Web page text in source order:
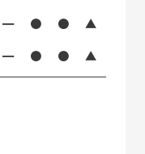
━ ● ●
▲
━ ● ● ▲